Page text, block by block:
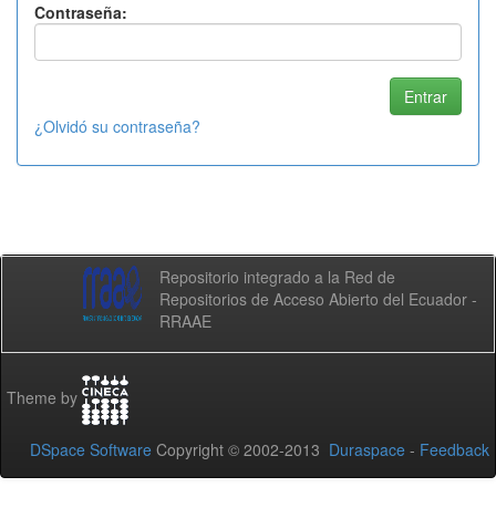
Contraseña:
¿Olvidó su contraseña?
Repositorio integrado a la Red de
Repositorios de Acceso Abierto del Ecuador -
RRAAE
Theme by
DSpace Software Copyright © 2002-2013 Duraspace - Feedback